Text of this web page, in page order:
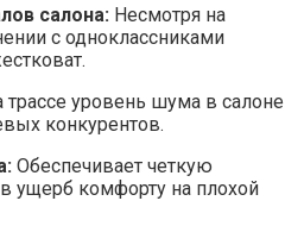
салона: Несмотря на
с одноклассниками
трассе уровень шума в салоне
конкурентов.
Обеспечивает четкую
ущерб комфорту на плохой